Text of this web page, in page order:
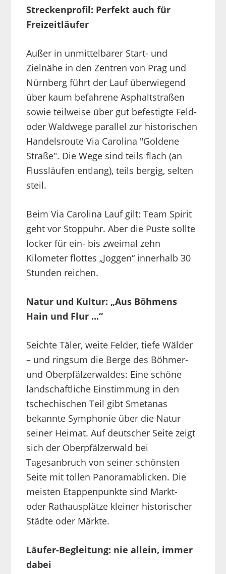
Streckenprofil: Perfekt auch für
Freizeitläufer
Außer in unmittelbarer Start- und
Zielnähe in den Zentren von Prag und
Nürnberg führt der Lauf überwiegend
über kaum befahrene Asphaltstraßen
sowie teilweise über gut befestigte Feld-
oder Waldwege parallel zur historischen
Handelsroute Via Carolina "Goldene
Straße". Die Wege sind teils flach (an
Flussläufen entlang), teils bergig, selten
steil.
Beim Via Carolina Lauf gilt: Team Spirit
geht vor Stoppuhr. Aber die Puste sollte
locker für ein- bis zweimal zehn
Kilometer flottes „Joggen“ innerhalb 30
Stunden reichen.
Natur und Kultur: „Aus Böhmens
Hain und Flur ...“
Seichte Täler, weite Felder, tiefe Wälder
– und ringsum die Berge des Böhmer-
und Oberpfälzerwaldes: Eine schöne
landschaftliche Einstimmung in den
tschechischen Teil gibt Smetanas
bekannte Symphonie über die Natur
seiner Heimat. Auf deutscher Seite zeigt
sich der Oberpfälzerwald bei
Tagesanbruch von seiner schönsten
Seite mit tollen Panoramablicken. Die
meisten Etappenpunkte sind Markt-
oder Rathausplätze kleiner historischer
Städte oder Märkte.
Läufer-Begleitung: nie allein, immer
dabei